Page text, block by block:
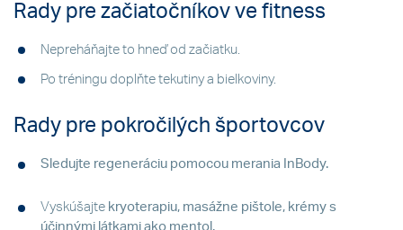
Rady pre začiatočníkov ve fitness
Nepreháňajte to hneď od začiatku.
Po tréningu doplňte tekutiny a bielkoviny.
Rady pre pokročilých športovcov
Sledujte regeneráciu pomocou merania InBody.
Vyskúšajte kryoterapiu, masážne pištole, krémy s
účinnými látkami ako mentol.